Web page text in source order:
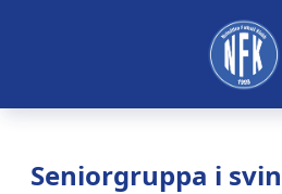
Seniorgruppa i